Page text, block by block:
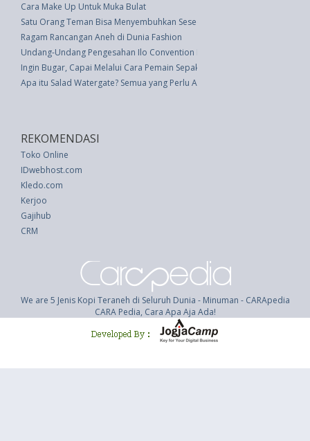
Cara Make Up Untuk Muka Bulat
Satu Orang Teman Bisa Menyembuhkan Seseorang yang Depresi
Ragam Rancangan Aneh di Dunia Fashion
Undang-Undang Pengesahan Ilo Convention No. 111 Concerning
Ingin Bugar, Capai Melalui Cara Pemain Sepakbola
Apa itu Salad Watergate? Semua yang Perlu Anda Ketahui Tentang
REKOMENDASI
Toko Online
IDwebhost.com
Kledo.com
Kerjoo
Gajihub
CRM
We are 5 Jenis Kopi Teraneh di Seluruh Dunia - Minuman - CARApedia
CARA Pedia, Cara Apa Aja Ada!